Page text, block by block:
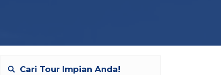
Cari Tour Impian Anda!